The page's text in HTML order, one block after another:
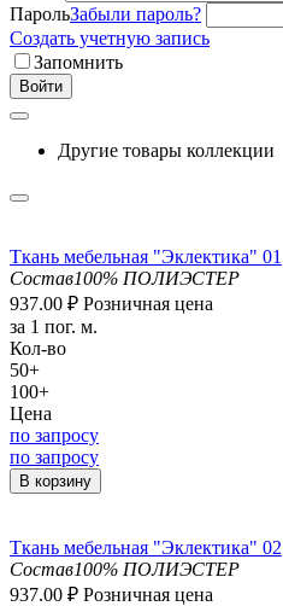
ПарольЗабыли пароль?
Создать учетную запись
Запомнить
Войти
Другие товары коллекции
Ткань мебельная "Эклектика" 01
Состав100% ПОЛИЭСТЕР
937.00 ₽ Розничная цена
за 1 пог. м.
Кол-во
50+
100+
Цена
по запросу
по запросу
В корзину
Ткань мебельная "Эклектика" 02
Состав100% ПОЛИЭСТЕР
937.00 ₽ Розничная цена